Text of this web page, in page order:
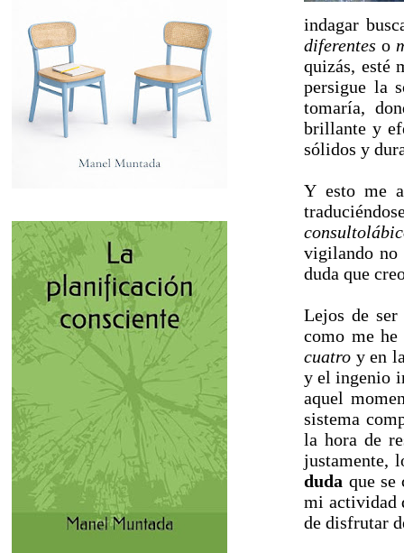
indagar
diferentes o
quizás, esté
persigue la
tomaría,
brillante y
sólidos y
Y esto me
vigilando no
duda que
Lejos de ser
como me he
cuatro y en
y el ingenio
aquel
sistema
la hora de
justamente,
duda que se
mi actividad
de disfrutar